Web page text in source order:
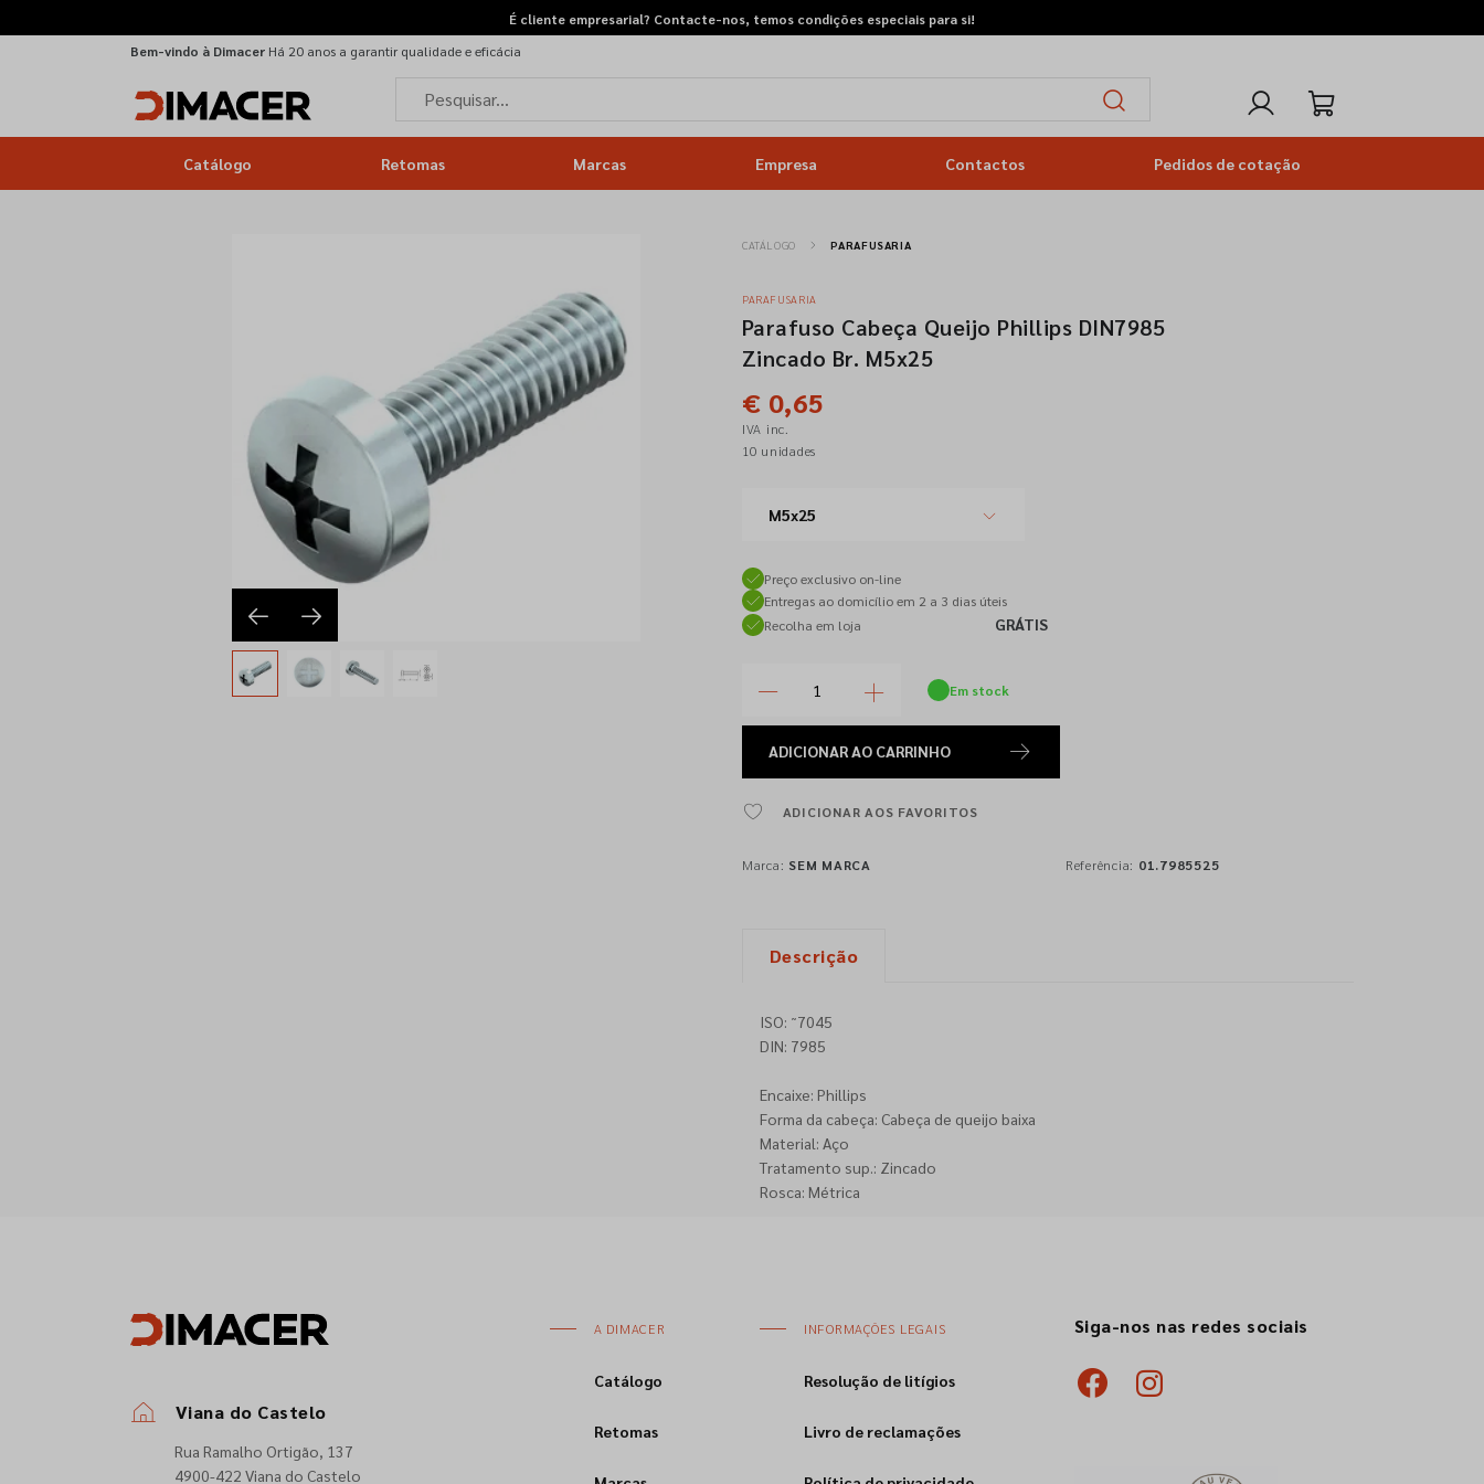
É cliente empresarial? Contacte-nos, temos condições especiais para si!
Bem-vindo à Dimacer Há 20 anos a garantir qualidade e eficácia
Catálogo Retomas Marcas Empresa Contactos Pedidos de cotação
CATÁLOGO PARAFUSARIA
PARAFUSARIA
Parafuso Cabeça Queijo Phillips DIN7985
Zincado Br. M5x25
€ 0,65
IVA inc.
10 unidades
M5x25
Preço exclusivo on-line
Entregas ao domicílio em 2 a 3 dias úteis
Recolha em loja
GRÁTIS
Em stock
ADICIONARAO CARRINHO
ADICIONAR AOS FAVORITOS
Marca: SEM MARCA Referência: 01.7985525
Descrição
ISO: ˜7045
DIN: 7985
Encaixe: Phillips
Forma da cabeça: Cabeça de queijo baixa
Material: Aço
Tratamento sup.: Zincado
Rosca: Métrica
Viana do Castelo
Rua Ramalho Ortigão, 137
4900-422 Viana do Castelo
A DIMACER
Catálogo
Retomas
INFORMAÇÕES LEGAIS
Resolução de litígios
Livro de reclamações
Siga-nos nas redes sociais